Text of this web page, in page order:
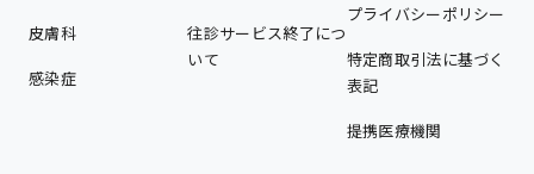
皮膚科
感染症
往診サービス終了につ
いて
プライバシーポリシー
特定商取引法に基づく
表記
提携医療機関